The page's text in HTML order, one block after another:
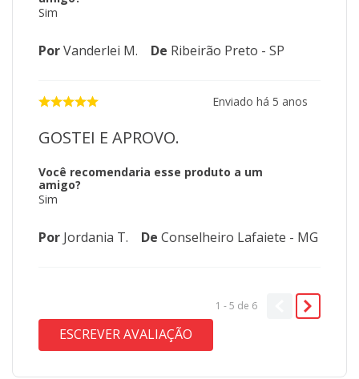
Sim
PorVanderlei M. De Ribeirão Preto - SP
Enviado há 5 anos
GOSTEI E APROVO.
Você recomendaria esse produto a um
amigo?
Sim
Por Jordania T. De Conselheiro Lafaiete - MG
1 - 5 de 6
ESCREVER AVALIAÇÃO